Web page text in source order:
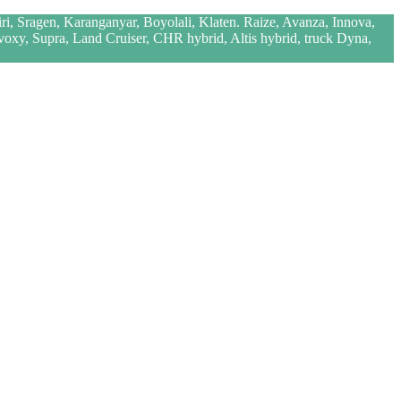
Sragen, Karanganyar, Boyolali, Klaten. Raize, Avanza, Innova,
Supra, Land Cruiser, CHR hybrid, Altis hybrid, truck Dyna,